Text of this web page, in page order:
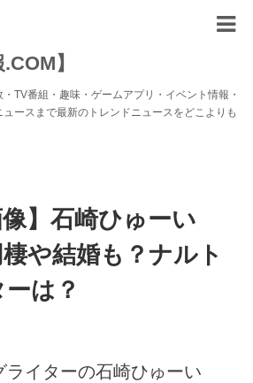
】
TV番組・趣味・ゲームアプリ・イベント情報・
ースまで最新のトレンドニュースをどこよりも
像】石崎ひゅーい
や結婚も？ナルト
は？
ライターの石崎ひゅーい